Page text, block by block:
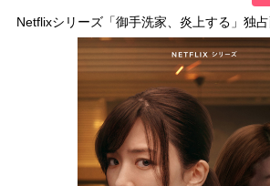
Netflixシリーズ「御手洗家、炎上する」独